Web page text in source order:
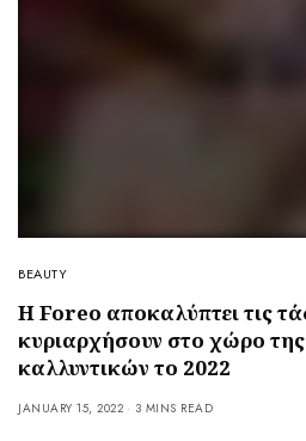
BEAUTY
Η Foreo αποκαλύπτει τις
κυριαρχήσουν στο χώρο
καλλυντικών το 2022
JANUARY 15, 2022 3 MINS READ